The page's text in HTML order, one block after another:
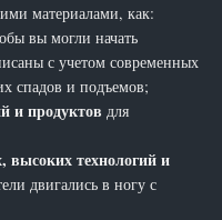
материалами, как:
вы могли начать
с учетом современных
спадов и подъемов;
и продуктов для
технологий и
двигались в ногу с